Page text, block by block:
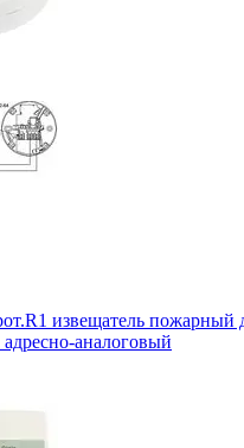
извещатель пожарный
аналоговый